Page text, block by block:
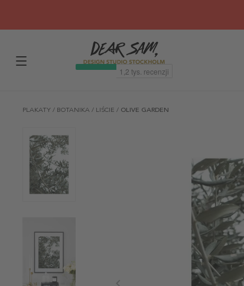
PLAKATY / BOTANIKA / LIŚCIE / OLIVE GARDEN